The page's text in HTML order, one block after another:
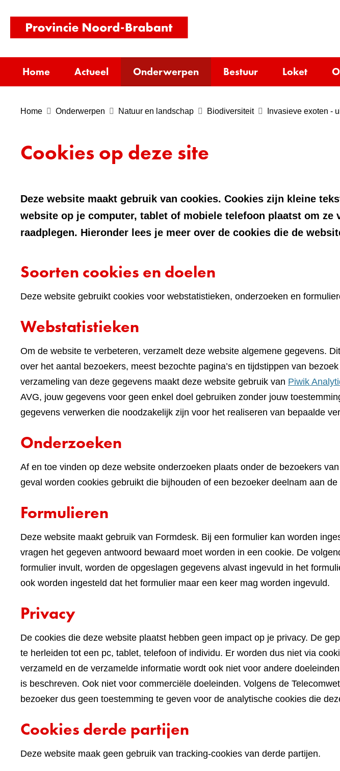
homepage)
Home Actueel Onderwerpen Bestuur Loket
Home Onderwerpen Natuur en landschap Biodiversiteit Invasieve exoten -
Cookies op deze site
Deze website maakt gebruik van cookies. Cookies zijn kleine
website op je computer, tablet of mobiele telefoon plaatst om ze
raadplegen. Hieronder lees je meer over de cookies die de
Soorten cookies en doelen
Deze website gebruikt cookies voor webstatistieken, onderzoeken en
Webstatistieken
Om de website te verbeteren, verzamelt deze website algemene gegevens.
over het aantal bezoekers, meest bezochte pagina’s en tijdstippen van
verzameling van deze gegevens maakt deze website gebruik van Piwik
AVG, jouw gegevens voor geen enkel doel gebruiken zonder jouw
gegevens verwerken die noodzakelijk zijn voor het realiseren van bepaalde
Onderzoeken
Af en toe vinden op deze website onderzoeken plaats onder de bezoekers
geval worden cookies gebruikt die bijhouden of een bezoeker deelnam aan
Formulieren
Deze website maakt gebruik van Formdesk. Bij een formulier kan worden
vragen het gegeven antwoord bewaard moet worden in een cookie. De
formulier invult, worden de opgeslagen gegevens alvast ingevuld in het
ook worden ingesteld dat het formulier maar een keer mag worden ingevuld.
Privacy
De cookies die deze website plaatst hebben geen impact op je privacy. De
te herleiden tot een pc, tablet, telefoon of individu. Er worden dus niet via
verzameld en de verzamelde informatie wordt ook niet voor andere
is beschreven. Ook niet voor commerciële doeleinden. Volgens de
bezoeker dus geen toestemming te geven voor de analytische cookies die
Cookies derde partijen
Deze website maak geen gebruik van tracking-cookies van derde partijen.